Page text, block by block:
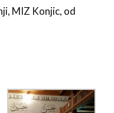
MIZ Konjic, od